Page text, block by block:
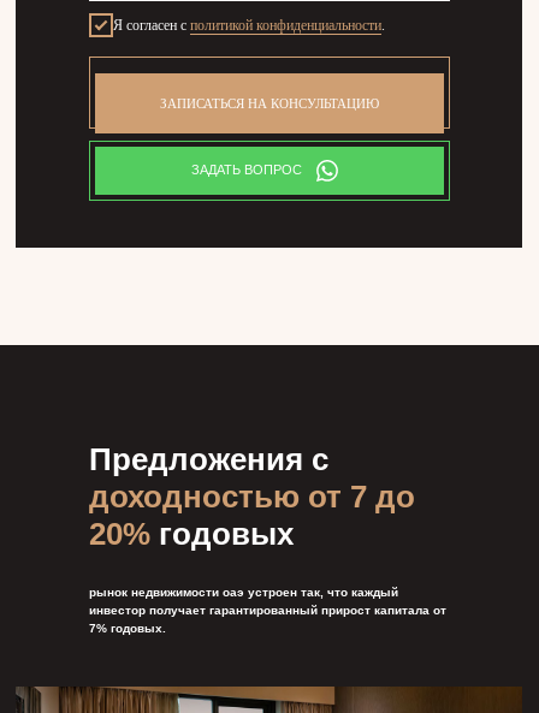
Я согласен с политикой конфиденциальности
ЗАПИСАТЬСЯ НА КОНСУЛЬТАЦИЮ
ЗАДАТЬ ВОПРОС
Предложения с
доходностью от 7 до
20% годовых
рынок недвижимости оаэ устроен так, что каждый
инвестор получает гарантированный прирост капитала от
7% годовых.